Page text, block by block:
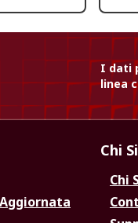
I dati
linea
Chi
Chi